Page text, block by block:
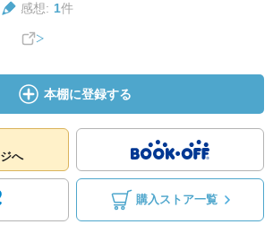
感想: 1件
本棚に登録する
へ
購入ストア一覧